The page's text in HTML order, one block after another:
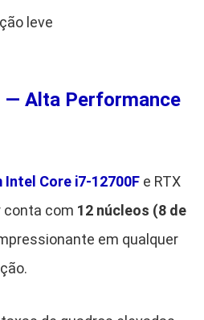
leve
— Alta Performance
Intel Core i7-12700F e RTX
conta com 12 núcleos (8 de
em qualquer